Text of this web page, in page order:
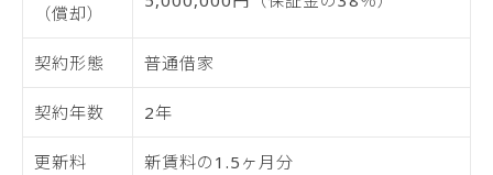
（償却）
契約形態 普通借家
契約年数 2年
更新料 新賃料の1.5ヶ月分